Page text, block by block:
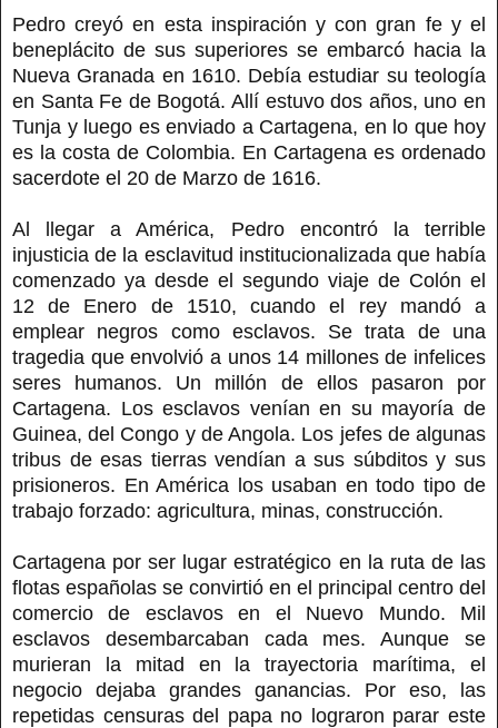
Pedro creyó en esta inspiración y con gran fe y el
beneplácito de sus superiores se embarcó hacia la
Nueva Granada en 1610. Debía estudiar su teología
en Santa Fe de Bogotá. Allí estuvo dos años, uno en
Tunja y luego es enviado a Cartagena, en lo que hoy
es la costa de Colombia. En Cartagena es ordenado
sacerdote el 20 de Marzo de 1616.
Al llegar a América, Pedro encontró la terrible
injusticia de la esclavitud institucionalizada que había
comenzado ya desde el segundo viaje de Colón el
12 de Enero de 1510, cuando el rey mandó a
emplear negros como esclavos. Se trata de una
tragedia que envolvió a unos 14 millones de infelices
seres humanos. Un millón de ellos pasaron por
Cartagena. Los esclavos venían en su mayoría de
Guinea, del Congo y de Angola. Los jefes de algunas
tribus de esas tierras vendían a sus súbditos y sus
prisioneros. En América los usaban en todo tipo de
trabajo forzado: agricultura, minas, construcción.
Cartagena por ser lugar estratégico en la ruta de las
flotas españolas se convirtió en el principal centro del
comercio de esclavos en el Nuevo Mundo. Mil
esclavos desembarcaban cada mes. Aunque se
murieran la mitad en la trayectoria marítima, el
negocio dejaba grandes ganancias. Por eso, las
repetidas censuras del papa no lograron parar este